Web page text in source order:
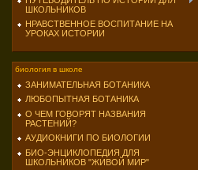
ШКОЛЬНИКОВ
НРАВСТВЕННОЕ ВОСПИТАНИЕ НА
УРОКАХ ИСТОРИИ
биология в школе
ЗАНИМАТЕЛЬНАЯ БОТАНИКА
ЛЮБОПЫТНАЯ БОТАНИКА
О ЧЕМ ГОВОРЯТ НАЗВАНИЯ
РАСТЕНИЙ?
АУДИОКНИГИ ПО БИОЛОГИИ
БИО-ЭНЦИКЛОПЕДИЯ ДЛЯ
ШКОЛЬНИКОВ "ЖИВОЙ МИР"